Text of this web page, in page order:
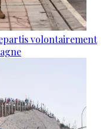
volontairement